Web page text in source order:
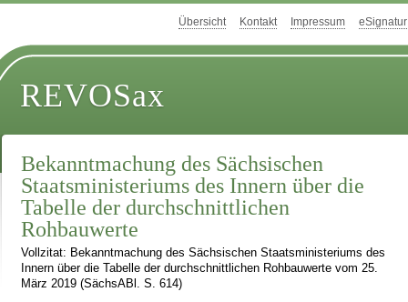
Übersicht Kontakt Impressum eSignatur
REVOSax
Bekanntmachung des Sächsischen
Staatsministeriums des Innern über die
Tabelle der durchschnittlichen
Rohbauwerte
Vollzitat: Bekanntmachung des Sächsischen Staatsministeriums des
Innern über die Tabelle der durchschnittlichen Rohbauwerte vom 25.
März 2019 (SächsABl. S. 614)